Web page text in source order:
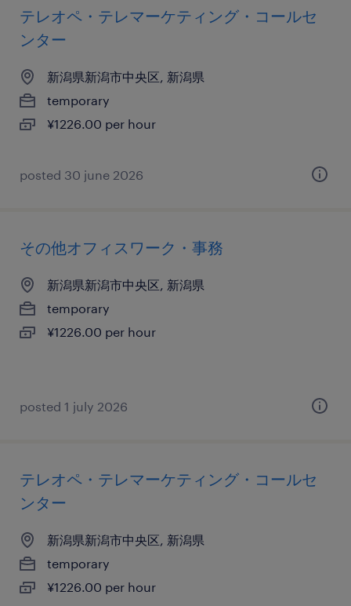
テレオペ・テレマーケティング・コールセ
ンター
新潟県新潟市中央区, 新潟県
temporary
¥1226.00 per hour
posted 30 june 2026
その他オフィスワーク・事務
新潟県新潟市中央区, 新潟県
temporary
¥1226.00 per hour
posted 1 july 2026
テレオペ・テレマーケティング・コールセ
ンター
新潟県新潟市中央区, 新潟県
temporary
¥1226.00 per hour